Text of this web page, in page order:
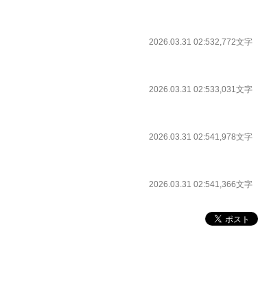
2026.03.31 02:532,772文字
2026.03.31 02:533,031文字
2026.03.31 02:541,978文字
2026.03.31 02:541,366文字